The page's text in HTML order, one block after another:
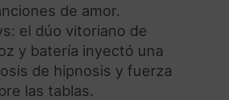
de amor.
el dúo vitoriano de
y batería inyectó una
de hipnosis y fuerza
las tablas.